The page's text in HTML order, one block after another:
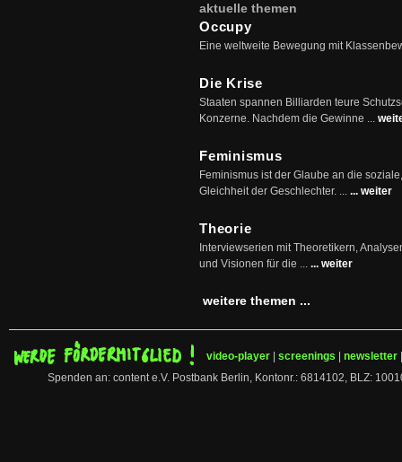
aktuelle themen
Occupy
Eine weltweite Bewegung mit
Die Krise
Staaten spannen Billiarden teure
Konzerne. Nachdem die Gewinne ...
Feminismus
Feminismus ist der Glaube an die
Gleichheit der Geschlechter. ... ... weiter
Theorie
Interviewserien mit Theoretikern,
und Visionen für die ... ... weiter
weitere themen ...
video-player screenings newsletter
Spenden an: content e.V. Postbank Berlin, Kontonr.: 6814102, BLZ: